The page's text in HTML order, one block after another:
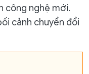
công nghệ mới.
cảnh chuyển đổi